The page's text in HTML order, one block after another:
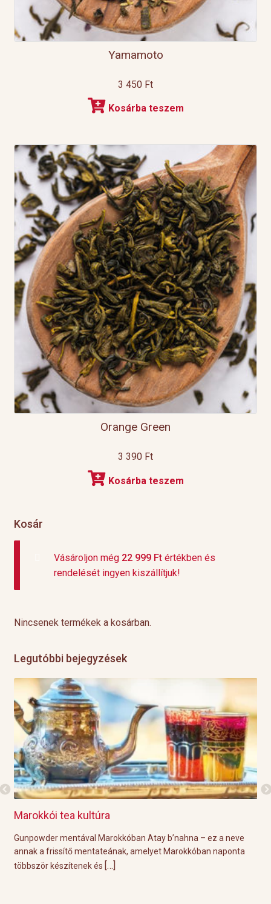
Yamamoto
3 450 Ft
Kosárba teszem
Orange Green
3 390 Ft
Kosárba teszem
Kosár
Vásároljon még 22 999 Ftértékben és
rendelését ingyen kiszállítjuk!
Nincsenek termékek a kosárban.
Legutóbbi bejegyzések
Marokkói tea kultúra
Gunpowder mentával Marokkóban Atay b’nahna – ez a neve
annak a frissítő mentateának, amelyet Marokkóban naponta
többször készítenek és […]